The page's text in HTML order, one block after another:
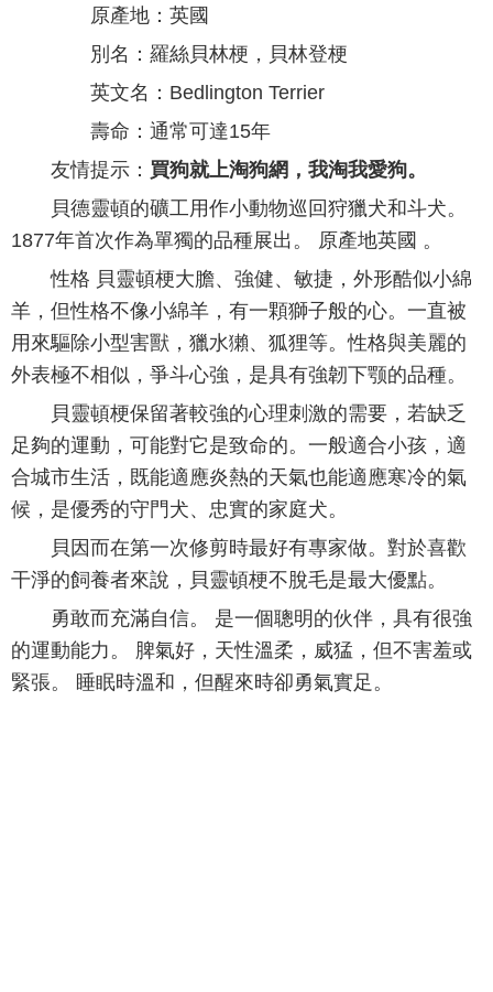
原產地：英國
別名：羅絲貝林梗，貝林登梗
英文名：Bedlington Terrier
壽命：通常可達15年
友情提示： 買狗就上淘狗網，我淘我愛狗。
貝德靈頓的礦工用作小動物巡回狩獵犬和斗犬。
1877年首次作為單獨的品種展出。 原產地英國 。
性格 貝靈頓梗大膽、強健、敏捷，外形酷似小綿
羊，但性格不像小綿羊，有一顆獅子般的心。一直被
用來驅除小型害獸，獵水獺、狐狸等。性格與美麗的
外表極不相似，爭斗心強，是具有強韌下颚的品種。
貝靈頓梗保留著較強的心理刺激的需要，若缺乏
足夠的運動，可能對它是致命的。一般適合小孩，適
合城市生活，既能適應炎熱的天氣也能適應寒冷的氣
候，是優秀的守門犬、忠實的家庭犬。
貝因而在第一次修剪時最好有專家做。對於喜歡
干淨的飼養者來說，貝靈頓梗不脫毛是最大優點。
勇敢而充滿自信。 是一個聰明的伙伴，具有很強
的運動能力。 脾氣好，天性溫柔，威猛，但不害羞或
緊張。 睡眠時溫和，但醒來時卻勇氣實足。